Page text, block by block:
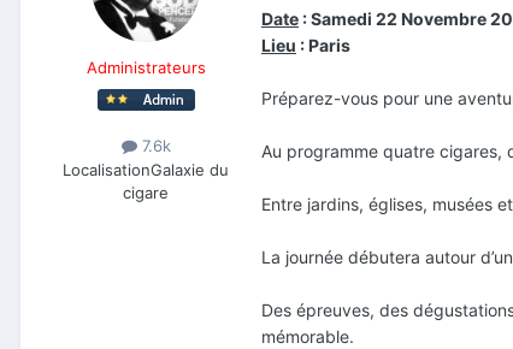
Administrateurs
7.6k
LocalisationGalaxie du
cigare
Date : Samedi 22 Novembre
Lieu : Paris
Préparez-vous pour une
Au programme quatre
Entre jardins, églises, musées
La journée débutera autour
Des épreuves, des
mémorable.